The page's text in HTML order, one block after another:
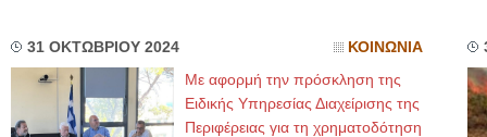
31 ΟΚΤΩΒΡΙΟΥ 2024 ΚΟΙΝΩΝΙΑ
Με αφορμή την πρόσκληση της
Ειδικής Υπηρεσίας Διαχείρισης της
Περιφέρειας για τη χρηματοδότηση